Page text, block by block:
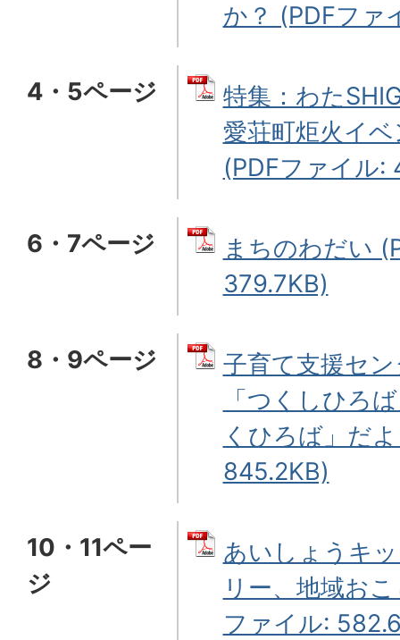
か？ (PDFファ
4・5ページ
特集：わた
愛荘町炬火イ
(PDFファイル:
6・7ページ
まちのわだい
379.7KB)
8・9ページ
子育て支援セ
「つくしひろ
くひろば」だ
845.2KB)
10・11ペー
ジ
あいしょうキ
リー、地域お
ファイル: